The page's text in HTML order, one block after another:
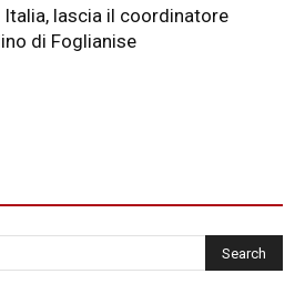
Italia, lascia il coordinatore
di Foglianise